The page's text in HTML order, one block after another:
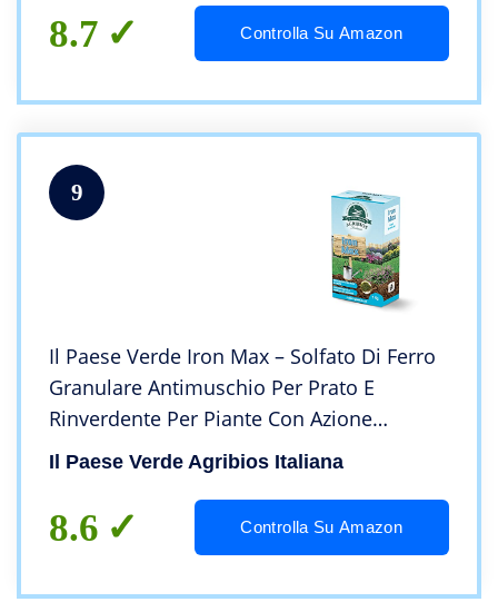
8.7 Controlla Su Amazon
9
Il Paese Verde Iron Max – Solfato Di Ferro
Granulare Antimuschio Per Prato E
Rinverdente Per Piante Con Azione
Acidificante Terreno, Concime Prato
Autunno Granulare Ricco Di Ferro,
Magnesio E Zolfo
Il Paese Verde Agribios Italiana
8.6 Controlla Su Amazon